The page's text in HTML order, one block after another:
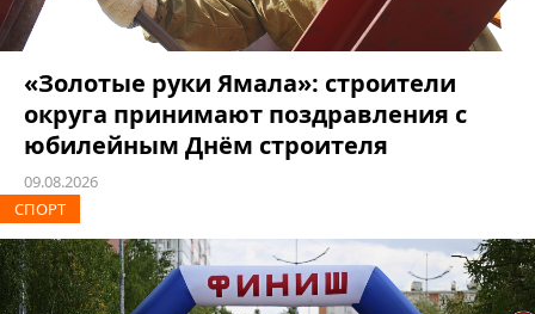
«Золотые руки Ямала»: строители
округа принимают поздравления с
юбилейным Днём строителя
09.08.2026
СПОРТ